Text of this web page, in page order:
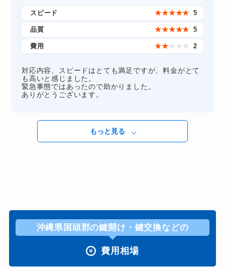
スピード ★★★★★ 5
品質 ★★★★★ 5
費用 ★★ ★ ★ ★ 2
対応内容、スピードはとても満足ですが、料金がとて
も高いと感じました。
緊急事態ではあったので助かりました。
ありがとうございます。
もっと見る
沖縄県国頭郡の鍵開け・鍵交換などの
費用相場